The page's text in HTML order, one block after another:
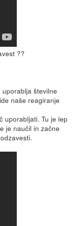
??
številne
naše reagiranje
uporabljati. Tu je lep
je naučil in začne